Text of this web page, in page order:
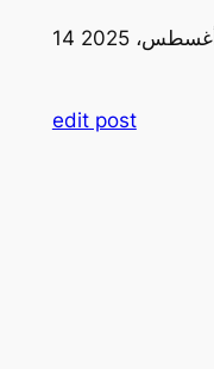
14 أغسطس، 2025
edit post